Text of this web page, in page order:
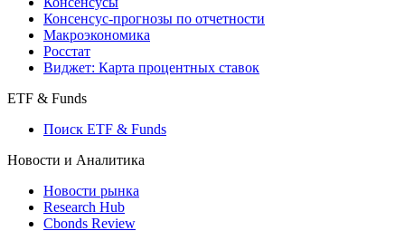
Поиск индексов
Страницы стран
Создать индекс
Консенсусы
Консенсус-прогнозы по отчетности
Макроэкономика
Виджет: Карта процентных ставок
ETF & Funds
Поиск ETF & Funds
Новости и Аналитика